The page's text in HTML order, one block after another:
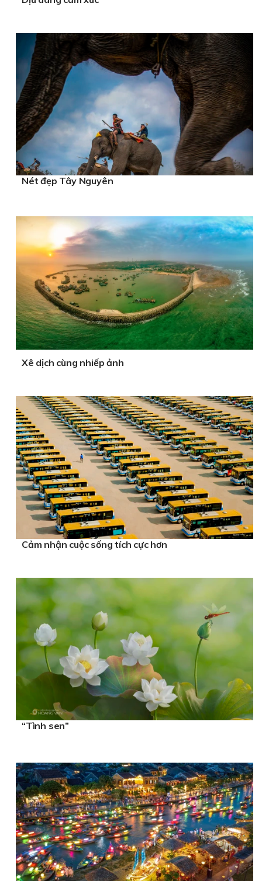
Nét đẹp Tây Nguyên
Xê dịch cùng nhiếp ảnh
Cảm nhận cuộc sống tích cực hơn
“Tình sen”